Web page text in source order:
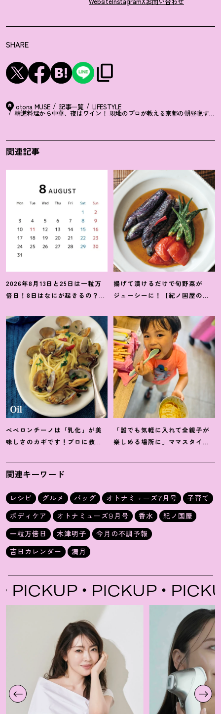
SHARE
otona MUSE 記事一覧 LIFESTYLE
精進料理から中華、夜はワイン ！ 現地のプロが教える京都の朝昼晩すべ
関連記事
2026年8月13日と25日は一粒万
倍日 ！ 8日はなにが起きるの ？吉
揚げて漬けるだけで旬野菜が
ジューシーに ！
【紀ノ国屋のつ
シピ
ペペロンチーノは「乳化」が美
味しさのカギです ！ プロに教わ
「誰でも気軽に入れて全親子が
楽しめる場所に」ママスタイリ
堂】
関連キーワード
レシピ グルメ バッグ オトナミューズ7月号
子育て
ボディケア
オトナミューズ9月号 香水
紀ノ国屋
一粒万倍日
木津明子
今月の不調予報
吉日カレンダー
満月
PICKUP PICKUP